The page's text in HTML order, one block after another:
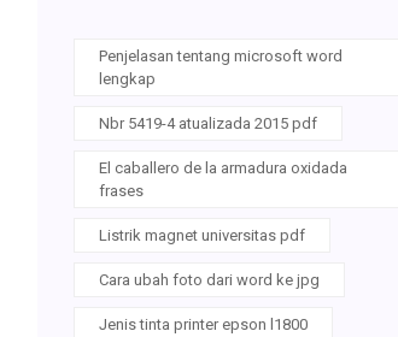
Penjelasan tentang microsoft word
lengkap
Nbr 5419-4 atualizada 2015 pdf
El caballero de la armadura oxidada
frases
Listrik magnet universitas pdf
Cara ubah foto dari word ke jpg
Jenis tinta printer epson l1800